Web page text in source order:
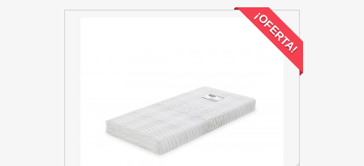
¡OFERTA!